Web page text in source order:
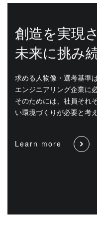
創造を実現さ
未来に挑み
求める人物像・選考基準
エンジニアリング企業に
そのためには、社員それ
い環境づくりが必要と考
Learn more